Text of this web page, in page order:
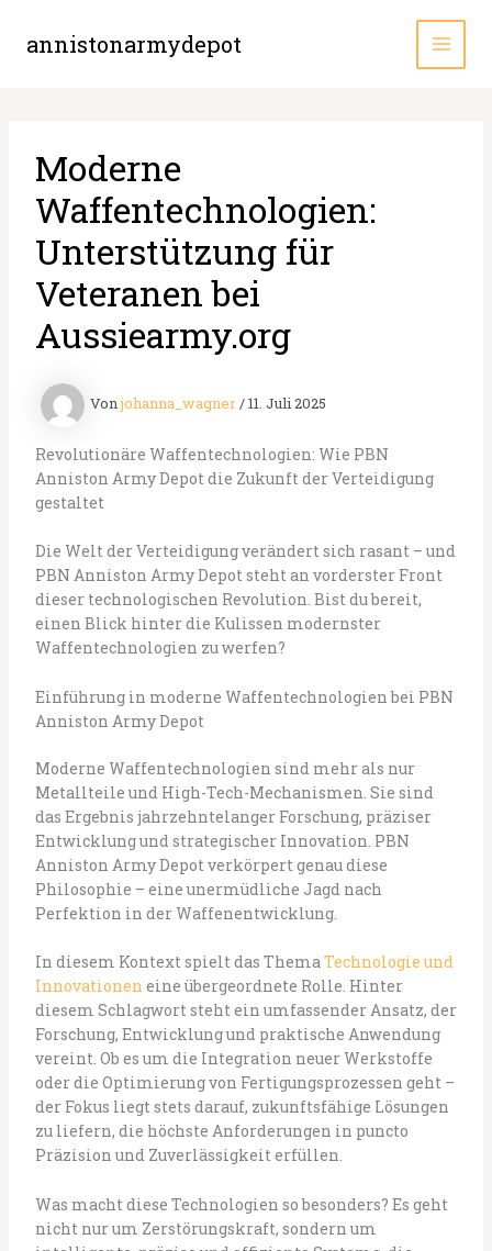
springen
annistonarmydepot
Moderne
Waffentechnologien:
Unterstützung für
Veteranen bei
Aussiearmy.org
Vonjohanna_wagner/11. Juli 2025
Revolutionäre Waffentechnologien: Wie PBN
Anniston Army Depot die Zukunft der Verteidigung
gestaltet
Die Welt der Verteidigung verändert sich rasant – und
PBN Anniston Army Depot steht an vorderster Front
dieser technologischen Revolution. Bist du bereit,
einen Blick hinter die Kulissen modernster
Waffentechnologien zu werfen?
Einführung in moderne Waffentechnologien bei PBN
Anniston Army Depot
Moderne Waffentechnologien sind mehr als nur
Metallteile und High-Tech-Mechanismen. Sie sind
das Ergebnis jahrzehntelanger Forschung, präziser
Entwicklung und strategischer Innovation. PBN
Anniston Army Depot verkörpert genau diese
Philosophie – eine unermüdliche Jagd nach
Perfektion in der Waffenentwicklung.
In diesem Kontext spielt das ThemaTechnologie und
Innovationen eine übergeordnete Rolle. Hinter
diesem Schlagwort steht ein umfassender Ansatz, der
Forschung, Entwicklung und praktische Anwendung
vereint. Ob es um die Integration neuer Werkstoffe
oder die Optimierung von Fertigungsprozessen geht –
der Fokus liegt stets darauf, zukunftsfähige Lösungen
zu liefern, die höchste Anforderungen in puncto
Präzision und Zuverlässigkeit erfüllen.
Was macht diese Technologien so besonders? Es geht
nicht nur um Zerstörungskraft, sondern um